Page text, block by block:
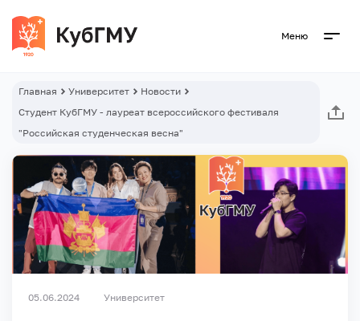
Меню
Главная Университет
Новости
Студент КубГМУ - лауреат всероссийского фестиваля
"Российская студенческая весна"
05.06.2024 Университет